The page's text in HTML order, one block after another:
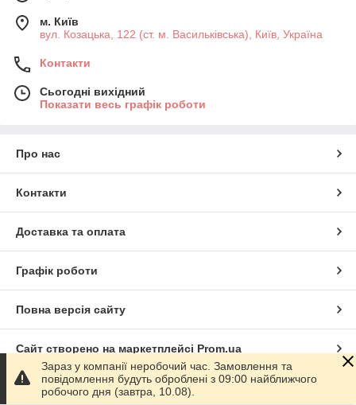
м. Київ
вул. Козацька, 122 (ст. м. Васильківська), Київ, Україна
Контакти
Сьогодні вихідний
Показати весь графік роботи
Про нас
Контакти
Доставка та оплата
Графік роботи
Повна версія сайту
Сайт створено на маркетплейсі Prom.ua
Політика конфіденційності
Зараз у компанії неробочий час. Замовлення та
повідомлення будуть оброблені з 09:00 найближчого
робочого дня (завтра, 10.08).